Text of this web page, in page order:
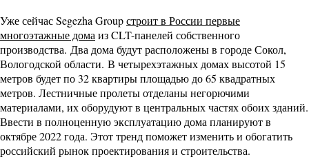
Уже сейчас Segezha Groupстроит в России первые
многоэтажные дома из CLT-панелей собственного
производства. Два дома будут расположены в городе Сокол,
Вологодской области. В четырехэтажных домах высотой 15
метров будет по 32 квартиры площадью до 65 квадратных
метров. Лестничные пролеты отделаны негорючими
материалами, их оборудуют в центральных частях обоих зданий.
Ввести в полноценную эксплуатацию дома планируют в
октябре 2022 года. Этот тренд поможет изменить и обогатить
российский рынок проектирования и строительства.